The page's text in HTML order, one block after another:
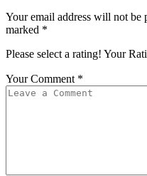
Your email address will not be
marked *
Please select a rating! Your
Your Comment *